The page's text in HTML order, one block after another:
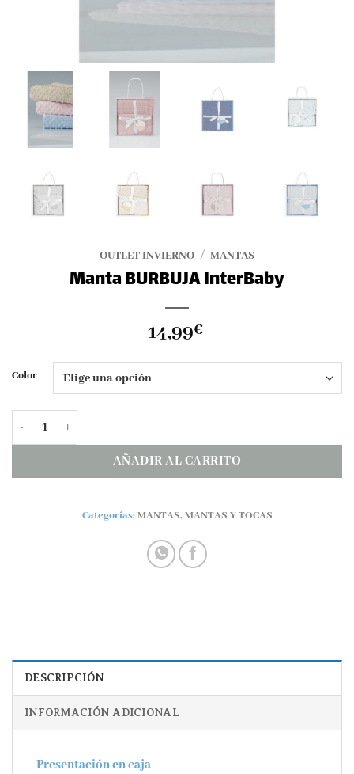
OUTLET INVIERNO / MANTAS
Manta BURBUJA InterBaby
14,99€
Color
AÑADIR AL CARRITO
Categorías:MANTAS,MANTAS Y TOCAS
DESCRIPCIÓN
INFORMACIÓN ADICIONAL
Presentación en caja